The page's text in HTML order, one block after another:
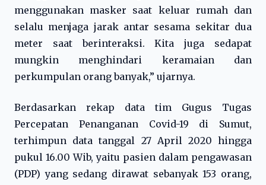
menggunakan masker saat keluar rumah dan
selalu menjaga jarak antar sesama sekitar dua
meter saat berinteraksi. Kita juga sedapat
mungkin menghindari keramaian dan
perkumpulan orang banyak,” ujarnya.
Berdasarkan rekap data tim Gugus Tugas
Percepatan Penanganan Covid-19 di Sumut,
terhimpun data tanggal 27 April 2020 hingga
pukul 16.00 Wib, yaitu pasien dalam pengawasan
(PDP) yang sedang dirawat sebanyak 153 orang,